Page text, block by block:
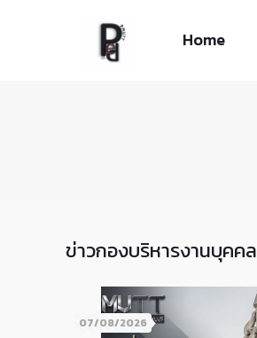
Home
ข่าวกองบริหารงานบุคคล
07/08/2026